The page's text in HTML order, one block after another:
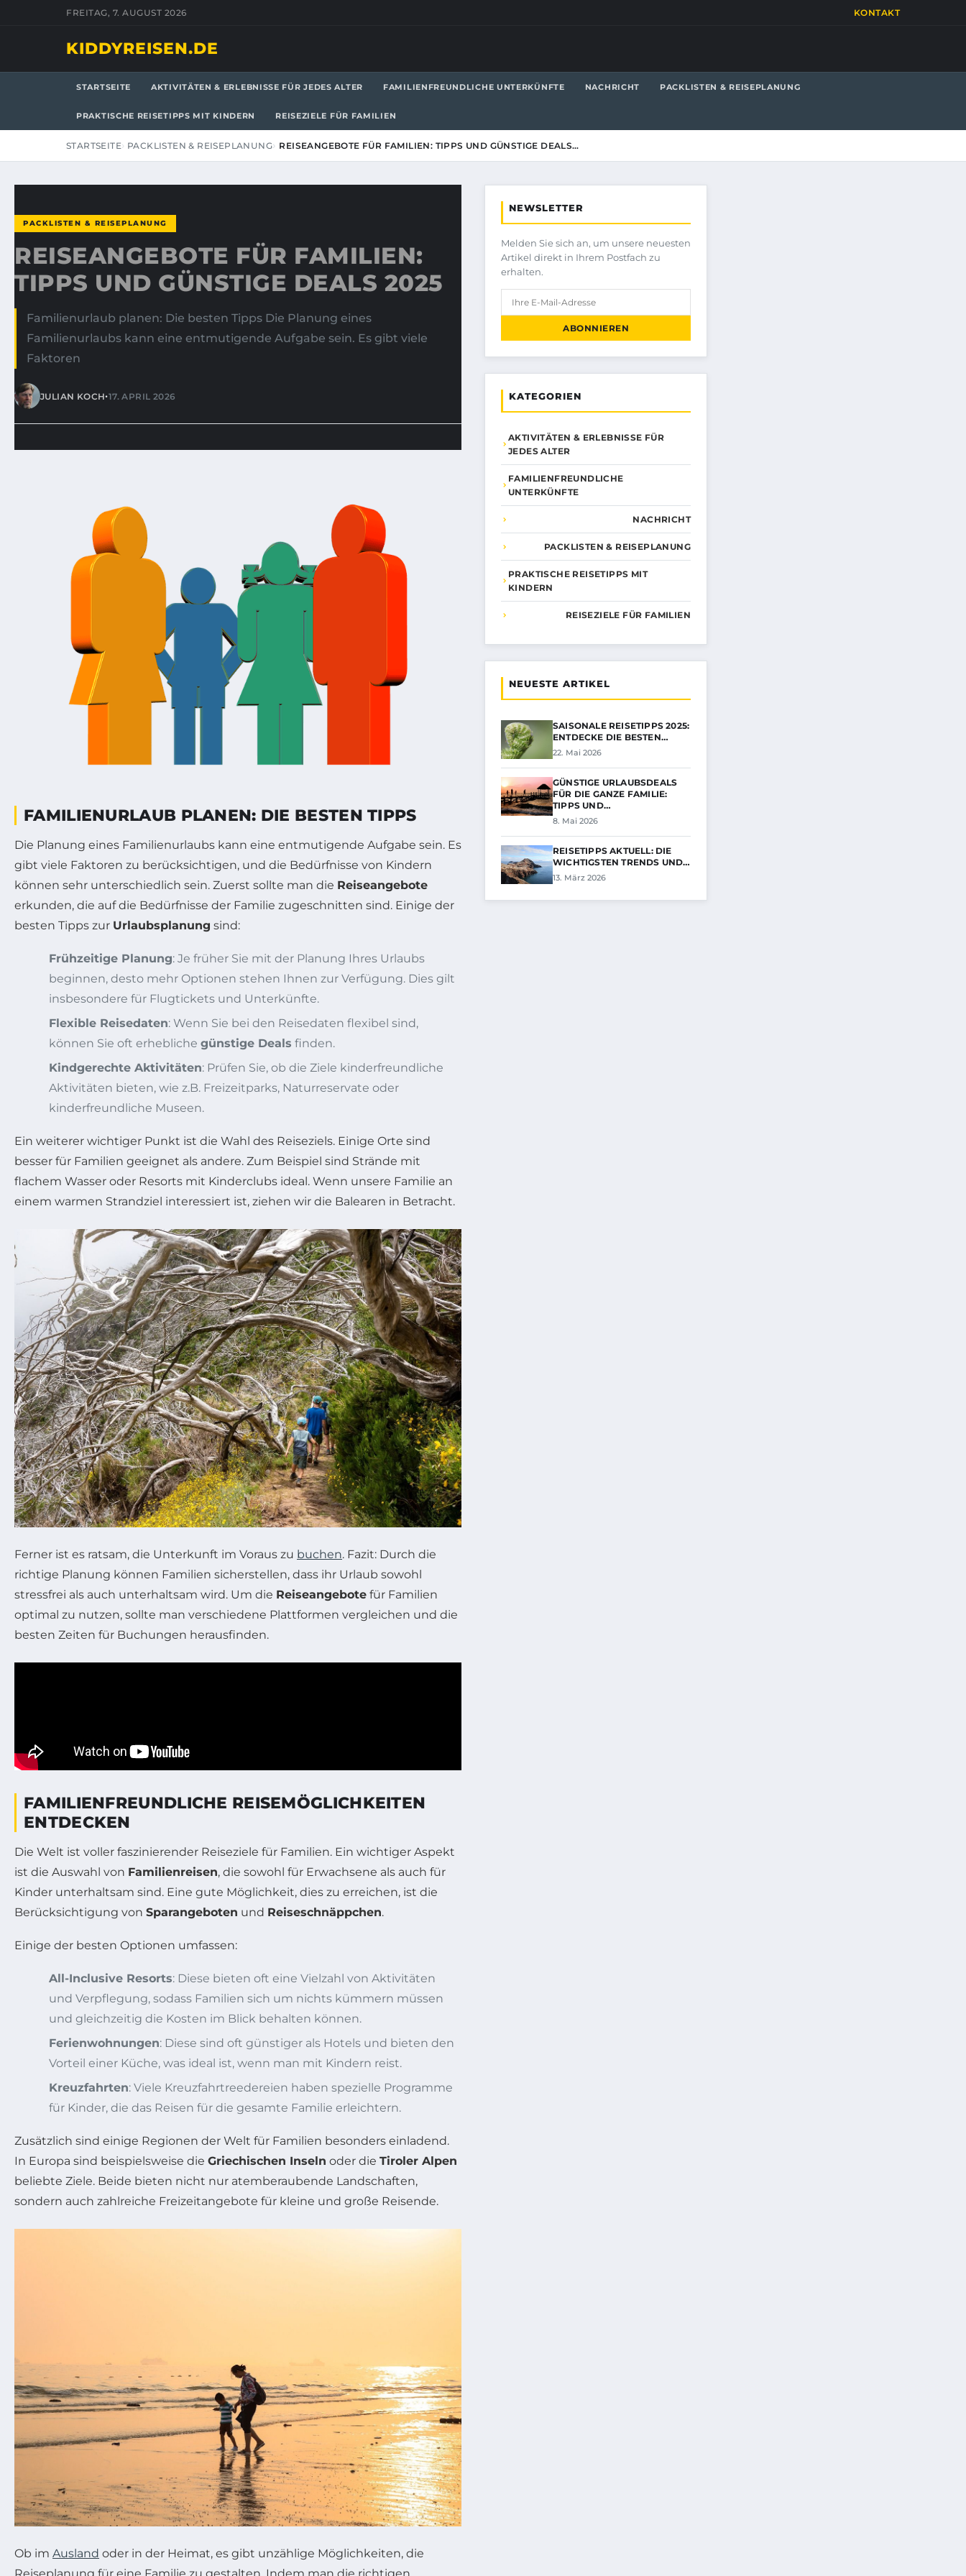
FREITAG, 7. AUGUST 2026 KONTAKT
KIDDYREISEN.DE
STARTSEITE AKTIVITÄTEN & ERLEBNISSE FÜR JEDES ALTER FAMILIENFREUNDLICHE UNTERKÜNFTE NACHRICHT PACKLISTEN & REISEPLANUNG
PRAKTISCHE REISETIPPS MIT KINDERN REISEZIELE FÜR FAMILIEN
STARTSEITE PACKLISTEN & REISEPLANUNG REISEANGEBOTE FÜR FAMILIEN: TIPPS UND GÜNSTIGE DEALS…
PACKLISTEN & REISEPLANUNG
REISEANGEBOTE FÜR FAMILIEN:
TIPPS UND GÜNSTIGE DEALS 2025
Familienurlaub planen: Die besten Tipps Die Planung eines
Familienurlaubs kann eine entmutigende Aufgabe sein. Es gibt viele
Faktoren
JULIAN KOCH•17. APRIL 2026
FAMILIENURLAUB PLANEN: DIE BESTEN TIPPS
Die Planung eines Familienurlaubs kann eine entmutigende Aufgabe sein. Es
gibt viele Faktoren zu berücksichtigen, und die Bedürfnisse von Kindern
können sehr unterschiedlich sein. Zuerst sollte man die Reiseangebote
erkunden, die auf die Bedürfnisse der Familie zugeschnitten sind. Einige der
besten Tipps zur Urlaubsplanung sind:
Frühzeitige Planung: Je früher Sie mit der Planung Ihres Urlaubs
beginnen, desto mehr Optionen stehen Ihnen zur Verfügung. Dies gilt
insbesondere für Flugtickets und Unterkünfte.
Flexible Reisedaten: Wenn Sie bei den Reisedaten flexibel sind,
können Sie oft erhebliche günstige Deals finden.
Kindgerechte Aktivitäten: Prüfen Sie, ob die Ziele kinderfreundliche
Aktivitäten bieten, wie z.B. Freizeitparks, Naturreservate oder
kinderfreundliche Museen.
Ein weiterer wichtiger Punkt ist die Wahl des Reiseziels. Einige Orte sind
besser für Familien geeignet als andere. Zum Beispiel sind Strände mit
flachem Wasser oder Resorts mit Kinderclubs ideal. Wenn unsere Familie an
einem warmen Strandziel interessiert ist, ziehen wir die Balearen in Betracht.
Ferner ist es ratsam, die Unterkunft im Voraus zu buchen. Fazit: Durch die
richtige Planung können Familien sicherstellen, dass ihr Urlaub sowohl
stressfrei als auch unterhaltsam wird. Um die Reiseangebote für Familien
optimal zu nutzen, sollte man verschiedene Plattformen vergleichen und die
besten Zeiten für Buchungen herausfinden.
FAMILIENFREUNDLICHE REISEMÖGLICHKEITEN
ENTDECKEN
Die Welt ist voller faszinierender Reiseziele für Familien. Ein wichtiger Aspekt
ist die Auswahl von Familienreisen, die sowohl für Erwachsene als auch für
Kinder unterhaltsam sind. Eine gute Möglichkeit, dies zu erreichen, ist die
Berücksichtigung von Sparangeboten und Reiseschnäppchen.
Einige der besten Optionen umfassen:
All-Inclusive Resorts: Diese bieten oft eine Vielzahl von Aktivitäten
und Verpflegung, sodass Familien sich um nichts kümmern müssen
und gleichzeitig die Kosten im Blick behalten können.
Ferienwohnungen: Diese sind oft günstiger als Hotels und bieten den
Vorteil einer Küche, was ideal ist, wenn man mit Kindern reist.
Kreuzfahrten: Viele Kreuzfahrtreedereien haben spezielle Programme
für Kinder, die das Reisen für die gesamte Familie erleichtern.
Zusätzlich sind einige Regionen der Welt für Familien besonders einladend.
In Europa sind beispielsweise die Griechischen Inseln oder die Tiroler Alpen
beliebte Ziele. Beide bieten nicht nur atemberaubende Landschaften,
sondern auch zahlreiche Freizeitangebote für kleine und große Reisende.
Ob im Ausland oder in der Heimat, es gibt unzählige Möglichkeiten, die
NEWSLETTER
Melden Sie sich an, um unsere neuesten
Artikel direkt in Ihrem Postfach zu
erhalten.
ABONNIEREN
KATEGORIEN
AKTIVITÄTEN & ERLEBNISSE FÜR
JEDES ALTER
FAMILIENFREUNDLICHE
UNTERKÜNFTE
NACHRICHT
PACKLISTEN & REISEPLANUNG
PRAKTISCHE REISETIPPS MIT
KINDERN
REISEZIELE FÜR FAMILIEN
NEUESTE ARTIKEL
SAISONALE REISETIPPS 2025:
ENTDECKE DIE BESTEN…
22. Mai 2026
GÜNSTIGE URLAUBSDEALS
FÜR DIE GANZE FAMILIE:
TIPPS UND…
8. Mai 2026
REISETIPPS AKTUELL: DIE
WICHTIGSTEN TRENDS UND…
13. März 2026